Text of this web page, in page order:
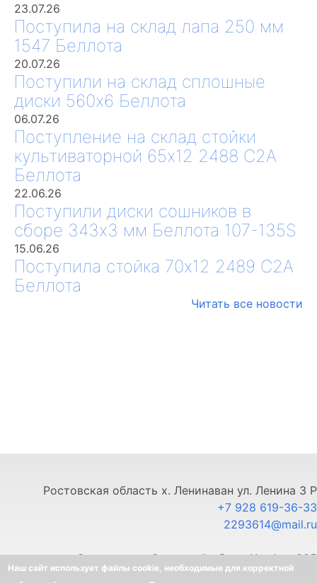
23.07.26
Поступила на склад лапа 250 мм
1547 Беллота
20.07.26
Поступили на склад сплошные
диски 560х6 Беллота
06.07.26
Поступление на склад стойки
культиваторной 65х12 2488 С2А
Беллота
22.06.26
Поступили диски сошников в
сборе 343х3 мм Беллота 107-135S
15.06.26
Поступила стойка 70х12 2489 С2А
Беллота
Читать все новости
Ростовская область х. Ленинаван ул. Ленина 3 Р
+7 928 619-36-33
2293614@mail.ru
г. Ставрополь, Северный обход 11, офис 325
+7 903 445-80-33
Наш сайт использует файлы cookie, необходимые для корректной